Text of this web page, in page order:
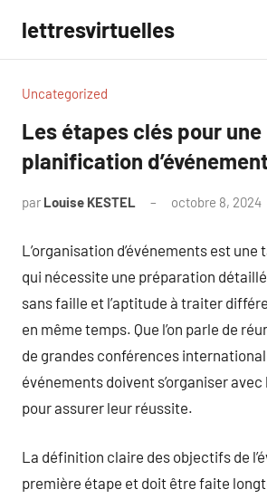
contenu
lettresvirtuelles
Uncategorized
Les étapes clés pour une
planification
par Louise KESTEL octobre 8, 2024
L’organisation d’événements est
qui nécessite une préparation
sans faille et l’aptitude à traiter
en même temps. Que l’on parle de
de grandes conférences
événements doivent s’organiser
pour assurer leur réussite.
La définition claire des objectifs de
première étape et doit être faite